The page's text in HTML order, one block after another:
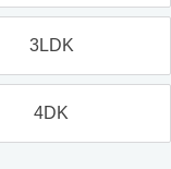
3LDK
4DK